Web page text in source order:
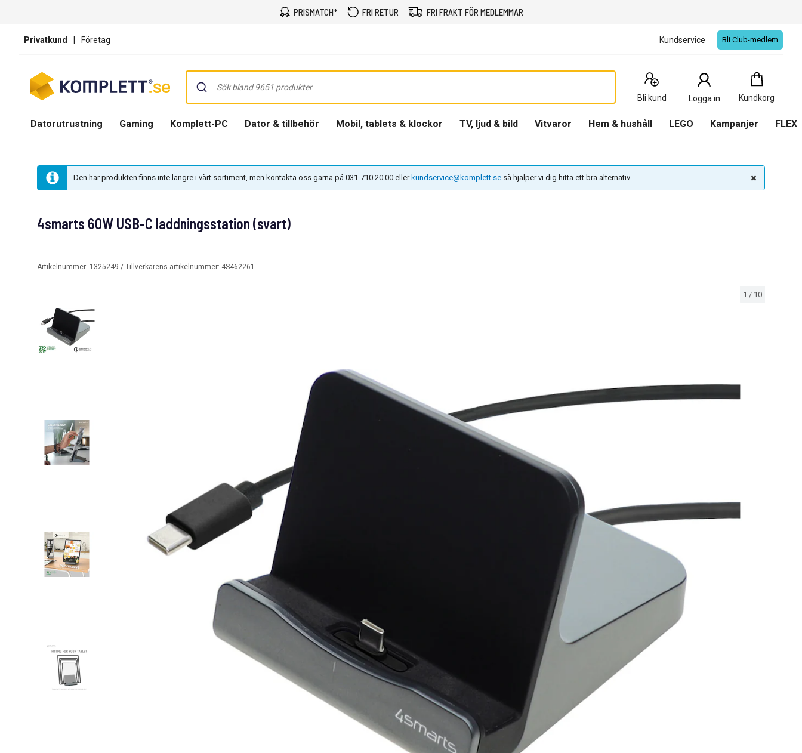
PRISMATCH* FRI RETUR FRI FRAKT FÖR MEDLEMMAR
Privatkund | Företag Kundservice Bli Club-medlem
Bli kund Logga in Kundkorg
Kundkorg
0
Produkter
Datorutrustning Gaming Komplett-PC Dator & tillbehör Mobil, tablets & klockor TV, ljud & bild Vitvaror Hem & hushåll LEGO Kampanjer FLEX
Den här produkten finns inte längre i vårt sortiment, men kontakta oss gärna på 031-710 20 00 eller kundservice@komplett.se så hjälper vi dig hitta ett bra alternativ.
1 / 10
4smarts 60W USB-C laddningsstation (svart)
Artikelnummer: 1325249 / Tillverkarens artikelnummer: 4S462261